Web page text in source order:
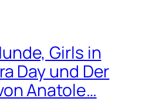
Girls in
Day und Der
Anatole…